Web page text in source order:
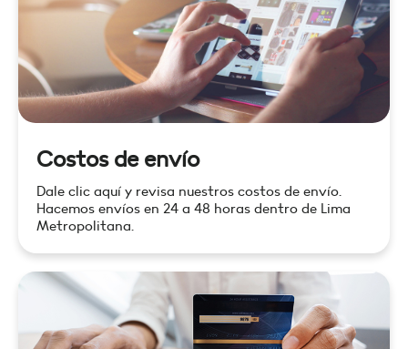
Costos de envío
Dale clic aquí y revisa nuestros costos de envío.
Hacemos envíos en 24 a 48 horas dentro de Lima
Metropolitana.